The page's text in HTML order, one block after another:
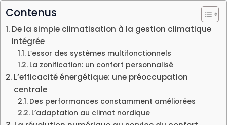
Contenus
De la simple climatisation à la gestion climatique
intégrée
L’essor des systèmes multifonctionnels
La zonification: un confort personnalisé
L’efficacité énergétique: une préoccupation
centrale
Des performances constamment améliorées
L’adaptation au climat nordique